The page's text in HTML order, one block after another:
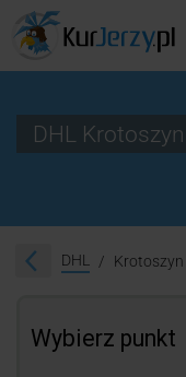
DHL Krotoszyn
DHL Krotoszyn